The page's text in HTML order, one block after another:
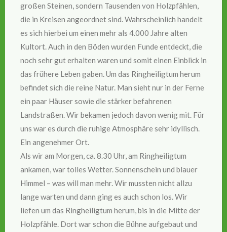
großen Steinen, sondern Tausenden von Holzpfählen,
die in Kreisen angeordnet sind. Wahrscheinlich handelt
es sich hierbei um einen mehr als 4.000 Jahre alten
Kultort. Auch in den Böden wurden Funde entdeckt, die
noch sehr gut erhalten waren und somit einen Einblick in
das frühere Leben gaben. Um das Ringheiligtum herum
befindet sich die reine Natur. Man sieht nur in der Ferne
ein paar Häuser sowie die stärker befahrenen
Landstraßen. Wir bekamen jedoch davon wenig mit. Für
uns war es durch die ruhige Atmosphäre sehr idyllisch.
Ein angenehmer Ort.
Als wir am Morgen, ca. 8.30 Uhr, am Ringheiligtum
ankamen, war tolles Wetter. Sonnenschein und blauer
Himmel – was will man mehr. Wir mussten nicht allzu
lange warten und dann ging es auch schon los. Wir
liefen um das Ringheiligtum herum, bis in die Mitte der
Holzpfähle. Dort war schon die Bühne aufgebaut und